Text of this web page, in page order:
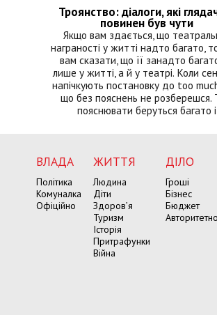
Троянство: діалоги, які
повинен був чути
Якщо вам здається, що
награності у житті надто багато,
вам сказати, що її занадто
лише у житті, а й у театрі. Коли
напічкують постановку до too
що без пояснень не розберешся.
пояснювати беруться багато і
ВЛАДА
Політика
Комуналка
Офіційно
ЖИТТЯ
Людина
Діти
Здоров’я
Туризм
Історія
Притрафунки
Війна
ДІЛО
Гроші
Бізнес
Бюджет
Авторитетно